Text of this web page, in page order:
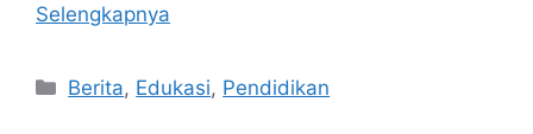
Selengkapnya
Kategori
Berita, Edukasi, Pendidikan